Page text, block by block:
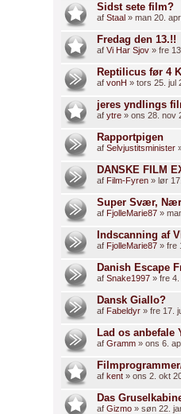
Sidst sete film?
af Staal » man 20.
Fredag den 13.!!
af Vi Har Sjov » fre
Reptilicus før 4
af vonH » tors 25. jul
jeres yndlings
af ytre » ons 28. nov
Rapportpigen
af Selvjustitsminister
DANSKE FILM
af Film-Fyren » lør
Super Svær,
af FjolleMarie87 »
Indscanning af
af FjolleMarie87 » fre
Danish Escape
af Snake1997 » fre
Dansk Giallo?
af Fabeldyr » fre 17.
Lad os anbefale
af Gramm » ons 6.
af kent » ons 2. okt
Das
af Gizmo » søn 22.